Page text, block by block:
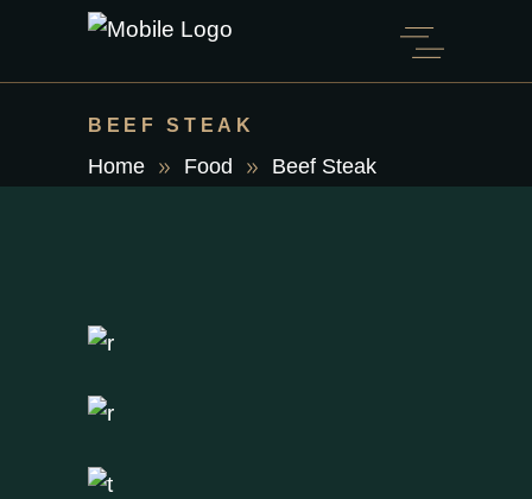
BEEF STEAK
Home Food Beef Steak